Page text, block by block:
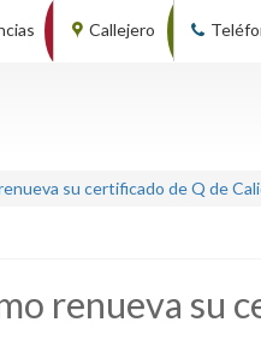
Callejero
su certificado de Q de
renueva su